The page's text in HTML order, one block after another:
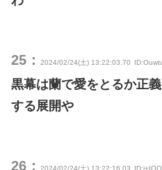
25： 2024/02/24(土) 13:22:03.70
黒幕は蘭で愛をとるか正
する展開や
26：